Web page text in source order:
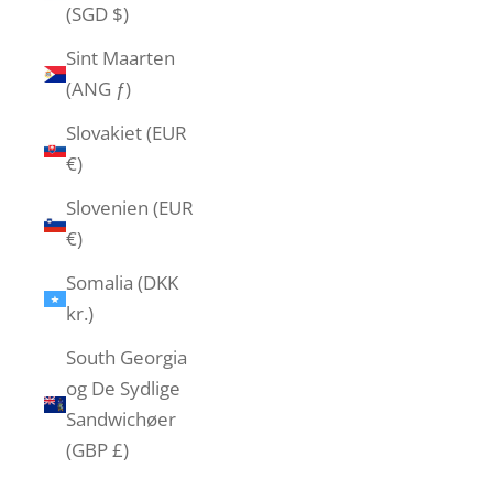
(SGD $)
Sint Maarten
(ANG ƒ)
Slovakiet (EUR
€)
Slovenien (EUR
€)
Somalia (DKK
kr.)
South Georgia
og De Sydlige
Sandwichøer
(GBP £)